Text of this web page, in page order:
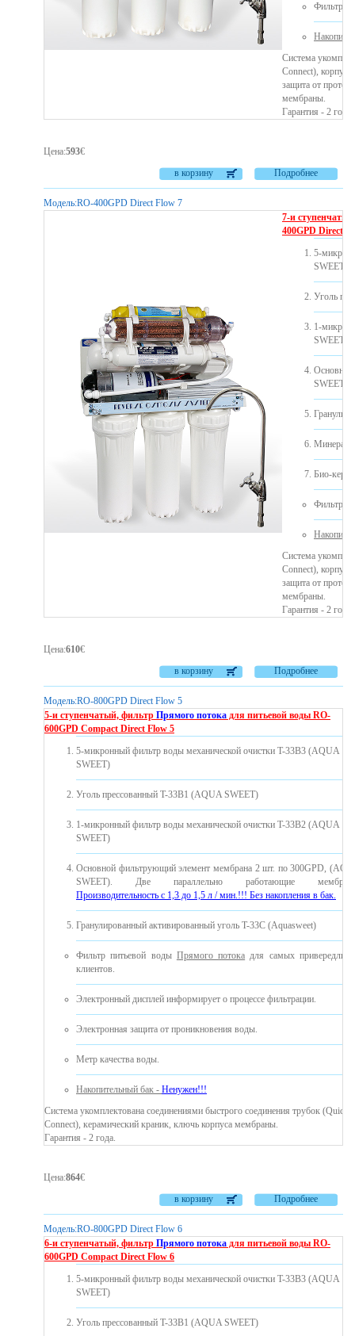
Фильтр
Система
Connect),
защита от
мембраны.
Гарантия - 2 года.
Цена:593€
Подробнее
в корзину
Модель:RO-400GPD Direct Flow 7
7-и
400GPD Direct
5-
SWEET)
Уголь
1-
SWEET)
SWEET).
Био-
Фильтр
Система
Connect),
защита от
мембраны.
Гарантия - 2 года.
Цена:610€
Подробнее
в корзину
Модель:RO-800GPD Direct Flow 5
5-и ступенчатый, фильтр Прямого потока для питьевой воды RO-
600GPD Compact Direct Flow 5
5-микронный фильтр воды механической очистки T-33B3 (AQUA
SWEET)
Уголь прессованный T-33B1 (AQUA SWEET)
1-микронный фильтр воды механической очистки T-33B2 (AQUA
SWEET)
Основной фильтрующий элемент мембрана 2 шт. по 300GPD,
SWEET). Две параллельно работающие
Производительность с 1,3 до 1,5 л / мин.!!! Без накопления в бак.
Гранулированный активированный уголь T-33C (Aquasweet)
Фильтр питьевой воды Прямого потока для самых
клиентов.
Электронный дисплей информирует о процессе фильтрации.
Электронная защита от проникновения воды.
Mетр качества воды.
Накопительный бак - Ненужен!!!
Система укомплектована соединениями быстрого соединения трубок (Quick
Connect), керамический краник, ключь корпуса мембраны.
Гарантия - 2 года.
Цена:864€
Подробнее
в корзину
Модель:RO-800GPD Direct Flow 6
6-и ступенчатый, фильтр Прямого потока для питьевой воды RO-
600GPD Compact Direct Flow 6
5-микронный фильтр воды механической очистки T-33B3 (AQUA
SWEET)
Уголь прессованный T-33B1 (AQUA SWEET)